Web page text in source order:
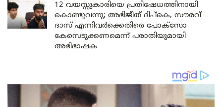
12 വയസ്സുകാരിയെ പ്രതിഷേധത്തിനായി
കൊണ്ടുവന്നു; അഭിജീത് ദിപ്കെ, സൗരവ്
ദാസ് എന്നിവർക്കെതിരെ പോക്സോ
കേസെടുക്കണമെന്ന് പരാതിയുമായി
അഭിഭാഷക